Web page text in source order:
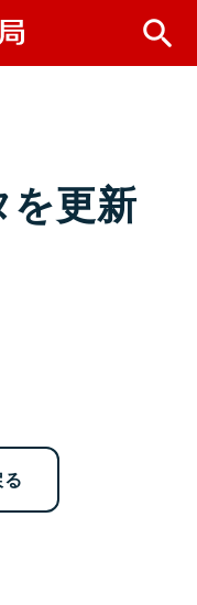
を更新